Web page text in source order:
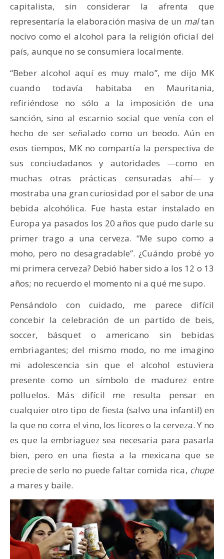
capitalista, sin considerar la afrenta que
representaría la elaboración masiva de un maltan
nocivo como el alcohol para la religión oficial del
país, aunque no se consumiera localmente.
“Beber alcohol aquí es muy malo”, me dijo MK
cuando todavía habitaba en Mauritania,
refiriéndose no sólo a la imposición de una
sanción, sino al escarnio social que venía con el
hecho de ser señalado como un beodo. Aún en
esos tiempos, MK no compartía la perspectiva de
sus conciudadanos y autoridades —como en
muchas otras prácticas censuradas ahí— y
mostraba una gran curiosidad por el sabor de una
bebida alcohólica. Fue hasta estar instalado en
Europa ya pasados los 20 años que pudo darle su
primer trago a una cerveza. “Me supo como a
moho, pero no desagradable”. ¿Cuándo probé yo
mi primera cerveza? Debió haber sido a los 12 o 13
años; no recuerdo el momento ni a qué me supo.
Pensándolo con cuidado, me parece difícil
concebir la celebración de un partido de beis,
soccer, básquet o americano sin bebidas
embriagantes; del mismo modo, no me imagino
mi adolescencia sin que el alcohol estuviera
presente como un símbolo de madurez entre
polluelos. Más difícil me resulta pensar en
cualquier otro tipo de fiesta (salvo una infantil) en
la que no corra el vino, los licores o la cerveza. Y no
es que la embriaguez sea necesaria para pasarla
bien, pero en una fiesta a la mexicana que se
precie de serlo no puede faltar comida rica, chupe
a mares y baile.